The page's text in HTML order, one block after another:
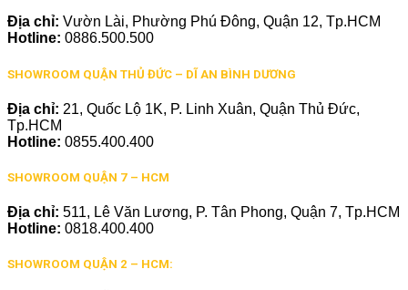
Địa chỉ: Vườn Lài, Phường Phú Đông, Quận 12, Tp.HCM
Hotline: 0886.500.500
SHOWROOM QUẬN THỦ ĐỨC – DĨ AN BÌNH DƯƠNG
Địa chỉ: 21, Quốc Lộ 1K, P. Linh Xuân, Quận Thủ Đức,
Tp.HCM
Hotline: 0855.400.400
SHOWROOM QUẬN 7 – HCM
Địa chỉ: 511, Lê Văn Lương, P. Tân Phong, Quận 7, Tp.HCM
Hotline: 0818.400.400
SHOWROOM QUẬN 2 – HCM: